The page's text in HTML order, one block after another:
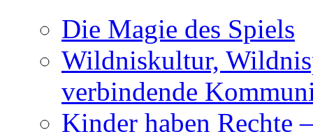
Die Magie des Spiels
Wildniskultur,
verbindende
Kinder haben Rechte